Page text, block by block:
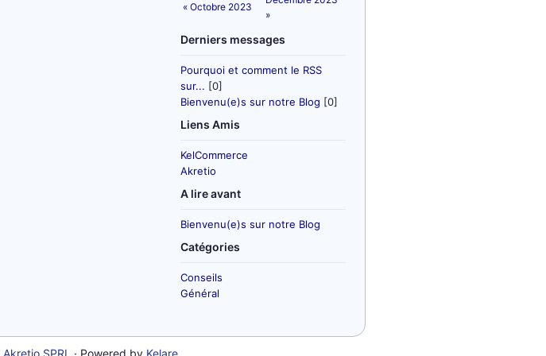
« Octobre 2023
»
Derniers messages
Pourquoi et comment le RSS
sur... [0]
Bienvenu(e)s sur notre Blog [0]
Liens Amis
KelCommerce
Akretio
A lire avant
Bienvenu(e)s sur notre Blog
Catégories
Conseils
Général
Akretio SPRL · Powered by Kelare